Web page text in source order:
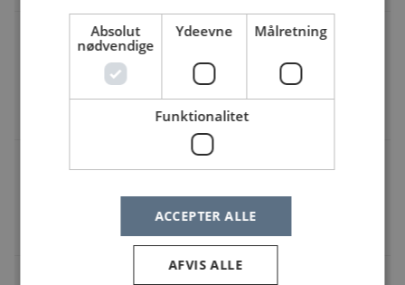
Er du vores nye omsorgsfulde socialfaglige
kollega hos Pilebakken, Specialområdet
Socialpsykiatri Voksne, Region Midtjylland?
Absolut
nødvendige
Ydeevne Målretning
Funktionalitet
ACCEPTER ALLE
AFVIS ALLE